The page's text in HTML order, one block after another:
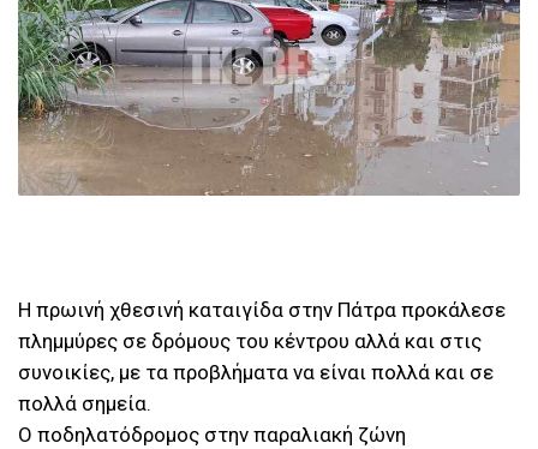
Η πρωινή χθεσινή καταιγίδα στην Πάτρα προκάλεσε
πλημμύρες σε δρόμους του κέντρου αλλά και στις
συνοικίες, με τα προβλήματα να είναι πολλά και σε
πολλά σημεία.
Ο ποδηλατόδρομος στην παραλιακή ζώνη